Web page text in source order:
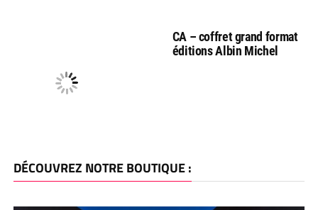
CA – coffret grand format
éditions Albin Michel
DÉCOUVREZ NOTRE BOUTIQUE :